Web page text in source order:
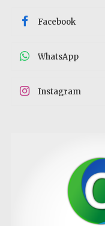
Facebook
WhatsApp
Instagram